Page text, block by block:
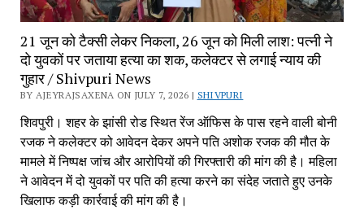
21 जून को टैक्सी लेकर निकला, 26 जून को मिली लाश: पत्नी ने
दो युवकों पर जताया हत्या का शक, कलेक्टर से लगाई न्याय की
गुहार / Shivpuri News
BY AJEYRAJSAXENA ON JULY 7, 2026 | SHIVPURI
शिवपुरी। शहर के झांसी रोड स्थित रेंज ऑफिस के पास रहने वाली बोनी
रजक ने कलेक्टर को आवेदन देकर अपने पति अशोक रजक की मौत के
मामले में निष्पक्ष जांच और आरोपियों की गिरफ्तारी की मांग की है। महिला
ने आवेदन में दो युवकों पर पति की हत्या करने का संदेह जताते हुए उनके
खिलाफ कड़ी कार्रवाई की मांग की है।